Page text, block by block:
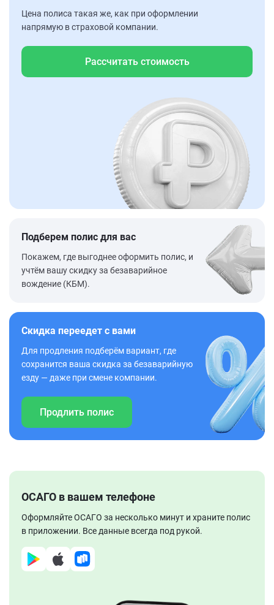
Цена полиса такая же, как при оформлении
напрямую в страховой компании.
Рассчитать стоимость
Подберем полис для вас
Покажем, где выгоднее оформить полис, и
учтём вашу скидку за безаварийное
вождение (КБМ).
Скидка переедет с вами
Для продления подберём вариант, где
сохранится ваша скидка за безаварийную
езду — даже при смене компании.
Продлить полис
ОСАГО в вашем телефоне
Оформляйте ОСАГО за несколько минут и храните полис
в приложении. Все данные всегда под рукой.